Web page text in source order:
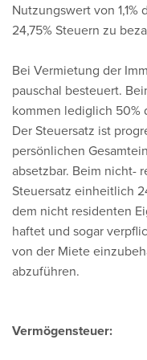
Nutzungswert von
24,75% Steuern zu
Bei Vermietung der
pauschal besteuert.
kommen lediglich 50%
Der Steuersatz ist
persönlichen
absetzbar. Beim nicht-
Steuersatz einheitlich
dem nicht residenten
haftet und sogar
von der Miete
abzuführen.
Vermögensteuer: